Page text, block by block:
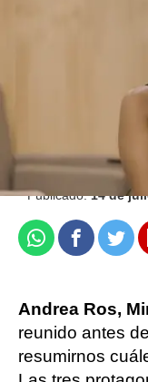
Carmen Marar |
Jennifer Álvarez
Publicado:14 de
WhatsappFacebook
Andrea Ros,
reunido antes
resumirnos